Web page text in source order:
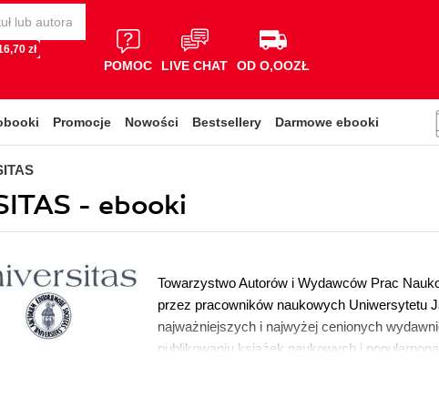
zł
POMOC LIVE CHAT OD O,OOZŁ
Promocje Nowości Bestsellery Darmowe ebooki
- ebooki
Towarzystwo Autorów i Wydawców Prac
przez pracowników naukowych Uniwersytetu
najważniejszych i najwyżej cenionych
publikowaniu książek naukowych i
uwzględnieniem historii i teorii literatury,